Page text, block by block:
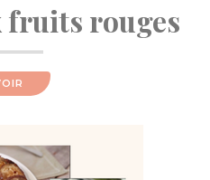
fruits rouges